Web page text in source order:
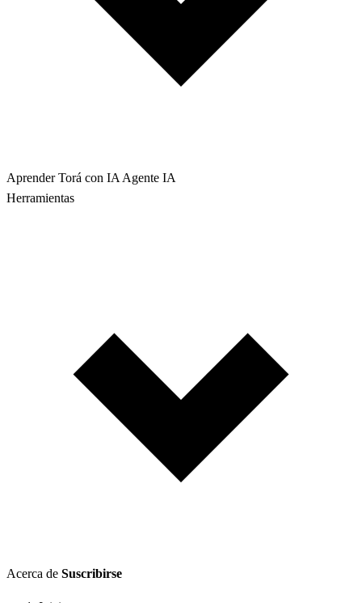
Aprender Torá con IA Agente IA
Herramientas
Acerca de Suscribirse